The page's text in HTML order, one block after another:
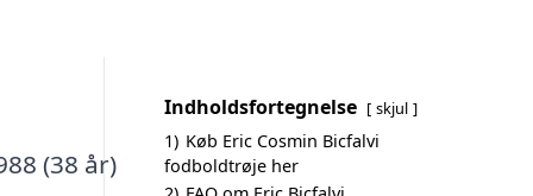
(38 år)
Indholdsfortegnelse skjul
1) Køb Eric Cosmin Bicfalvi
fodboldtrøje her